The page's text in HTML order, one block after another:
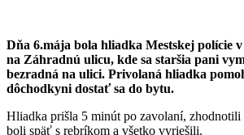
Dňa 6.mája bola hliadka Mestskej polície
na Záhradnú ulicu, kde sa staršia pani
bezradná na ulici. Privolaná hliadka
dôchodkyni dostať sa do bytu.
Hliadka prišla 5 minút po zavolaní, zhodnotili
boli späť s rebríkom a všetko vyriešili.